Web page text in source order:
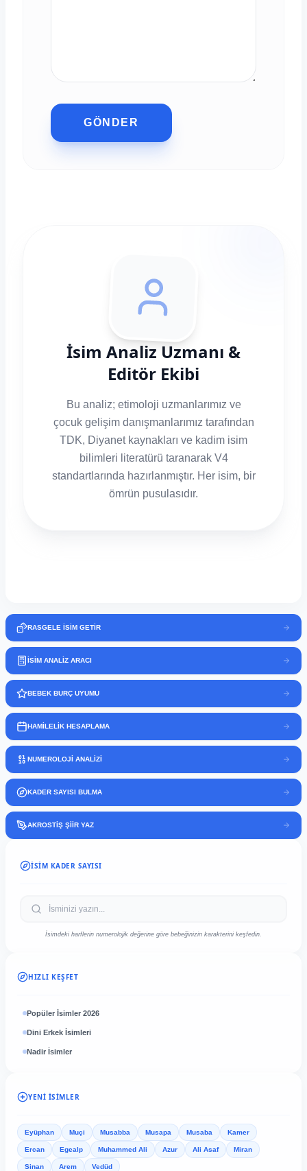
RASGELE İSİM GETİR
İSİM ANALİZ ARACI
BEBEK BURÇ UYUMU
HAMİLELİK HESAPLAMA
NUMEROLOJİ ANALİZİ
KADER SAYISI BULMA
AKROSTİŞ ŞİİR YAZ
İSIM KADER SAYISI
İsimdeki harflerin numerolojik değerine göre bebeğinizin karakterini keşfedin.
HIZLI KEŞFET
Popüler İsimler 2026
Dini Erkek İsimleri
Nadir İsimler
YENI İSIMLER
Eyüphan Muçi Musabba Musapa Musaba Kamer
Ercan Egealp Muhammed Ali Azur Ali Asaf Miran
Sinan Arem Vedüd
GÖNDER
İsim Analiz Uzmanı &
Editör Ekibi
Bu analiz; etimoloji uzmanlarımız ve
çocuk gelişim danışmanlarımız tarafından
TDK, Diyanet kaynakları ve kadim isim
bilimleri literatürü taranarak V4
standartlarında hazırlanmıştır. Her isim, bir
ömrün pusulasıdır.